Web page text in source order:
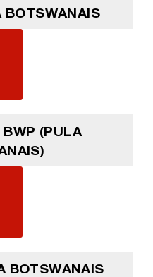
BOTSWANAIS
(PULA
BOTSWANAIS